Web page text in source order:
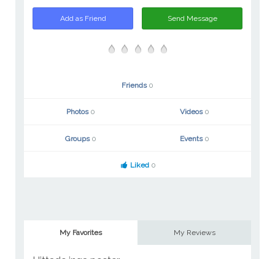
Add as Friend Send Message
Friends 0
Photos 0 Videos 0
Groups 0 Events 0
Liked 0
My Favorites My Reviews